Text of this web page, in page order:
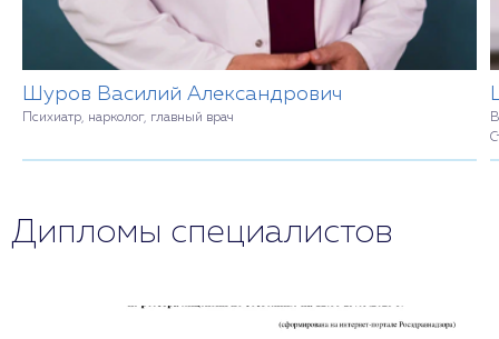
Шуров Василий Александрович
Психиатр, нарколог, главный врач
Дипломы специалистов